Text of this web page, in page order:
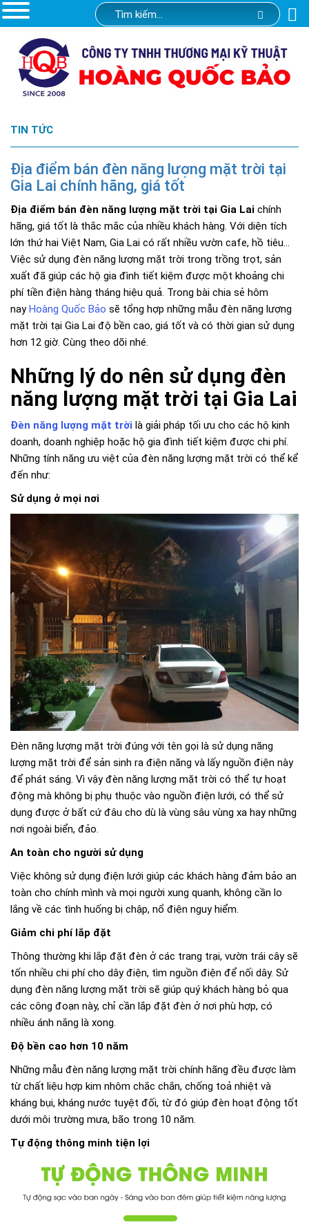
TIN TỨC
Địa điểm bán đèn năng lượng mặt trời tại
Gia Lai chính hãng, giá tốt
Địa điểm bán đèn năng lượng mặt trời tại Gia Lai chính
hãng, giá tốt là thắc mắc của nhiều khách hàng. Với diện tích
lớn thứ hai Việt Nam, Gia Lai có rất nhiều vườn cafe, hồ tiêu…
Việc sử dụng đèn năng lượng mặt trời trong trồng trọt, sản
xuất đã giúp các hộ gia đình tiết kiệm được một khoảng chi
phí tiền điện hàng tháng hiệu quả. Trong bài chia sẻ hôm
nay Hoàng Quốc Bảo sẽ tổng hợp những mẫu đèn năng lượng
mặt trời tại Gia Lai độ bền cao, giá tốt và có thời gian sử dụng
hơn 12 giờ. Cùng theo dõi nhé.
Những lý do nên sử dụng đèn
năng lượng mặt trời tại Gia Lai
Đèn năng lượng mặt trời là giải pháp tối ưu cho các hộ kinh
doanh, doanh nghiệp hoặc hộ gia đình tiết kiệm được chi phí.
Những tính năng ưu việt của đèn năng lượng mặt trời có thể kể
đến như:
Sử dụng ở mọi nơi
Đèn năng lượng mặt trời đúng với tên gọi là sử dụng năng
lượng mặt trời để sản sinh ra điện năng và lấy nguồn điện này
để phát sáng. Vì vậy đèn năng lượng mặt trời có thể tự hoạt
động mà không bị phụ thuộc vào nguồn điện lưới, có thể sử
dụng được ở bất cứ đâu cho dù là vùng sâu vùng xa hay những
nơi ngoài biển, đảo.
An toàn cho người sử dụng
Việc không sử dụng điện lưới giúp các khách hàng đảm bảo an
toàn cho chính mình và mọi người xung quanh, không cần lo
lắng về các tình huống bị chập, nổ điện nguy hiểm.
Giảm chi phí lắp đặt
Thông thường khi lắp đặt đèn ở các trang trại, vườn trái cây sẽ
tốn nhiều chi phí cho dây điện, tìm nguồn điện để nối dây. Sử
dụng đèn năng lượng mặt trời sẽ giúp quý khách hàng bỏ qua
các công đoạn này, chỉ cần lắp đặt đèn ở nơi phù hợp, có
nhiều ánh nắng là xong.
Độ bền cao hơn 10 năm
Những mẫu đèn năng lượng mặt trời chính hãng đều được làm
từ chất liệu hợp kim nhôm chắc chắn, chống toả nhiệt và
kháng bụi, kháng nước tuyệt đối, từ đó giúp đèn hoạt động tốt
dưới môi trường mưa, bão trong 10 năm.
Tự động thông minh tiện lợi